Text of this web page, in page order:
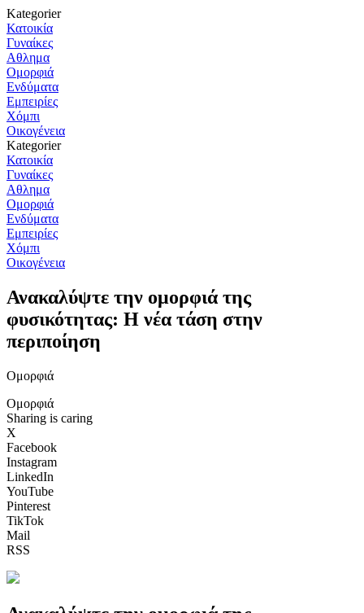
Kategorier
Κατοικία
Γυναίκες
Αθλημα
Ομορφιά
Ενδύματα
Εμπειρίες
Χόμπι
Οικογένεια
Kategorier
Κατοικία
Γυναίκες
Αθλημα
Ομορφιά
Ενδύματα
Εμπειρίες
Χόμπι
Οικογένεια
Ανακαλύψτε την ομορφιά της
φυσικότητας: Η νέα τάση στην
περιποίηση
Ομορφιά
Ομορφιά
Sharing is caring
X
Facebook
Instagram
LinkedIn
YouTube
Pinterest
TikTok
Mail
RSS